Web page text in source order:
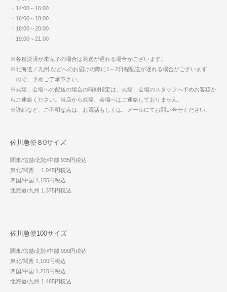
・14:00～16:00
・16:00～18:00
・18:00～20:00
・19:00～21:00
※各種決済が未完了の場合は発送が遅れる場合がございます。
※北海道／九州 などへのお届けの際に1～2日程配送が遅れる場合がございます
ので、予めご了承下さい。
※式場、会場への配送の場合の時間指定は、式場、会場のスタッフへ予めお客様か
らご連絡ください。当店から式場、会場へはご連絡しておりません。
※詳細など、ご不明な点は、お電話もしくは、メールにてお問い合せください。
佐川急便８0サイズ
関東/信越/北陸/中部 935円税込
東北/関西 1,045円税込
四国/中国 1,155円税込
北海道/九州 1,375円税込
佐川急便100サイズ
関東/信越/北陸/中部 990円税込
東北/関西 1,100円税込
四国/中国 1,210円税込
北海道/九州 1,485円税込